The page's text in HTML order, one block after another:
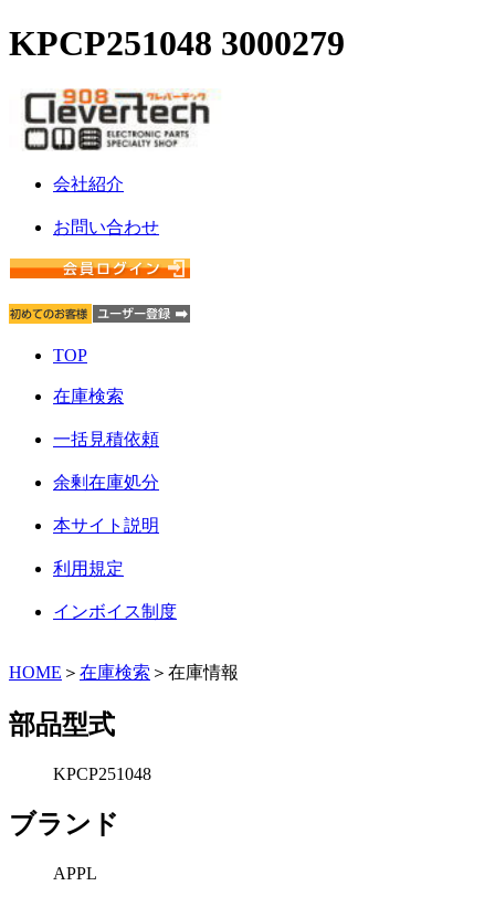
KPCP251048 3000279
会社紹介
お問い合わせ
TOP
在庫検索
一括見積依頼
余剰在庫処分
本サイト説明
利用規定
インボイス制度
HOME ＞ 在庫検索 ＞在庫情報
部品型式
KPCP251048
ブランド
APPL